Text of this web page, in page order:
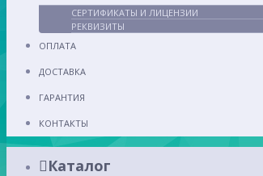
СЕРТИФИКАТЫ И ЛИЦЕНЗИИ
РЕКВИЗИТЫ
ОПЛАТА
ДОСТАВКА
ГАРАНТИЯ
КОНТАКТЫ
Каталог